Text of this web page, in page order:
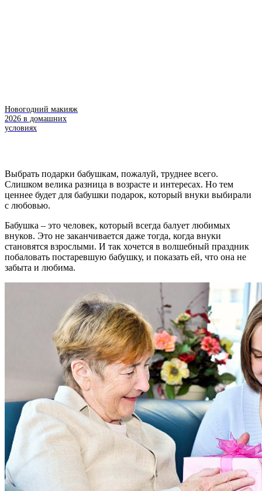
Новогодний макияж
2026 в домашних
условиях
Выбрать подарки бабушкам, пожалуй, труднее всего.
Слишком велика разница в возрасте и интересах. Но тем
ценнее будет для бабушки подарок, который внуки выбирали
с любовью.
Бабушка – это человек, который всегда балует любимых
внуков. Это не заканчивается даже тогда, когда внуки
становятся взрослыми. И так хочется в волшебный праздник
побаловать постаревшую бабушку, и показать ей, что она не
забыта и любима.